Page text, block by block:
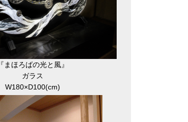
『まほろばの光と風』
ガラス
W180×D100(cm)